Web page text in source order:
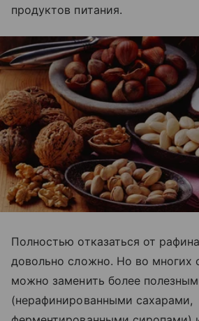
продуктов питания.
Полностью отказаться от
довольно сложно. Но во многих
можно заменить более
(нерафинированными сахарами,